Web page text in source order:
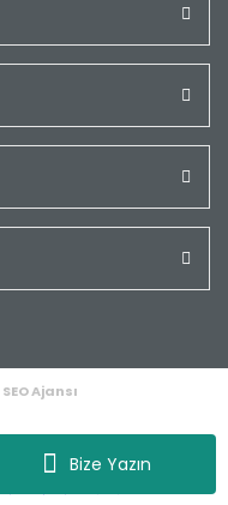
Bize Yazın
SEO Ajansı